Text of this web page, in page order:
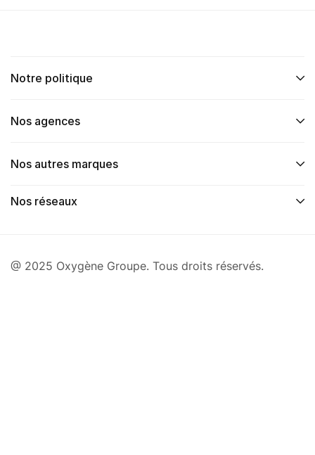
Notre politique
Nos agences
Nos autres marques
Nos réseaux
@ 2025 Oxygène Groupe. Tous droits réservés.